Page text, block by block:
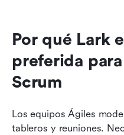
Por qué Lark
preferida
Scrum
Los equipos Ágiles
tableros y reuniones.